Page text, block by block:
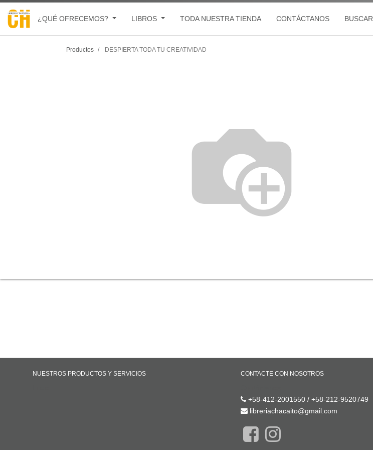
¿QUÉ OFRECEMOS? LIBROS TODA NUESTRA TIENDA CONTÁCTANOS BUSCAR
Productos DESPIERTA TODA TU CREATIVIDAD
NUESTROS PRODUCTOS Y SERVICIOS CONTACTE CON NOSOTROS
+58-412-2001550 / +58-212-9520749
libreriachacaito@gmail.com